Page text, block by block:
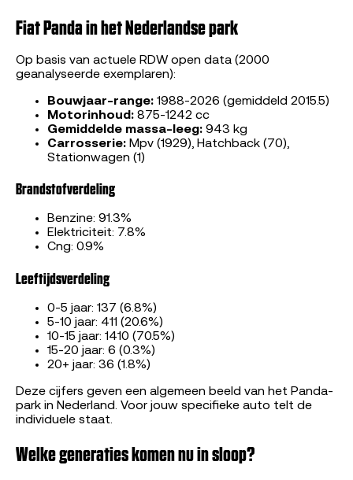
Fiat Panda in het Nederlandse park
Op basis van actuele RDW open data (2000
geanalyseerde exemplaren):
Bouwjaar-range: 1988-2026 (gemiddeld 2015.5)
Motorinhoud: 875-1242 cc
Gemiddelde massa-leeg: 943 kg
Carrosserie: Mpv (1929), Hatchback (70),
Stationwagen (1)
Brandstofverdeling
Benzine: 91.3%
Elektriciteit: 7.8%
Cng: 0.9%
Leeftijdsverdeling
0-5 jaar: 137 (6.8%)
5-10 jaar: 411 (20.6%)
10-15 jaar: 1410 (70.5%)
15-20 jaar: 6 (0.3%)
20+ jaar: 36 (1.8%)
Deze cijfers geven een algemeen beeld van het Panda-
park in Nederland. Voor jouw specifieke auto telt de
individuele staat.
Welke generaties komen nu in sloop?